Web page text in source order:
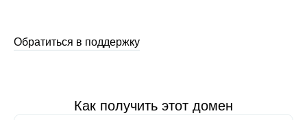
Обратиться в поддержку
Как получить этот домен